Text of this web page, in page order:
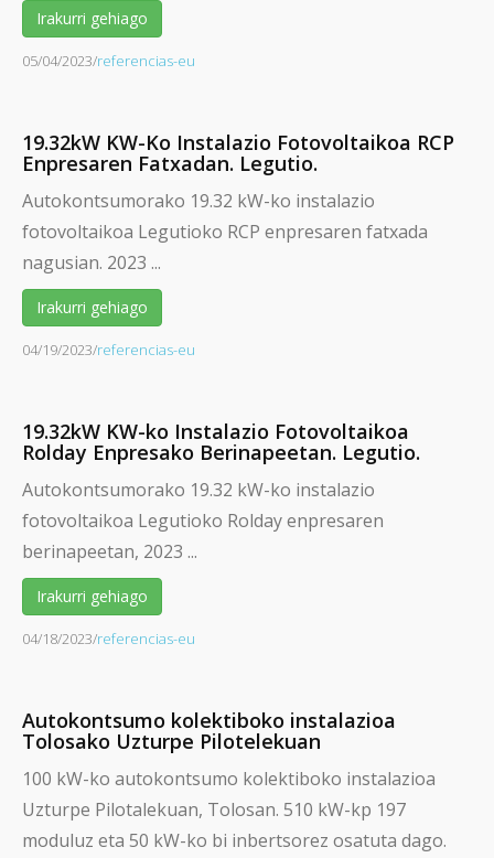
Irakurri gehiago
05/04/2023/referencias-eu
19.32kW KW-Ko Instalazio Fotovoltaikoa RCP
Enpresaren Fatxadan. Legutio.
Autokontsumorako 19.32 kW-ko instalazio
fotovoltaikoa Legutioko RCP enpresaren fatxada
nagusian. 2023 ...
Irakurri gehiago
04/19/2023/referencias-eu
19.32kW KW-ko Instalazio Fotovoltaikoa
Rolday Enpresako Berinapeetan. Legutio.
Autokontsumorako 19.32 kW-ko instalazio
fotovoltaikoa Legutioko Rolday enpresaren
berinapeetan, 2023 ...
Irakurri gehiago
04/18/2023/referencias-eu
Autokontsumo kolektiboko instalazioa
Tolosako Uzturpe Pilotelekuan
100 kW-ko autokontsumo kolektiboko instalazioa
Uzturpe Pilotalekuan, Tolosan. 510 kW-kp 197
moduluz eta 50 kW-ko bi inbertsorez osatuta dago.